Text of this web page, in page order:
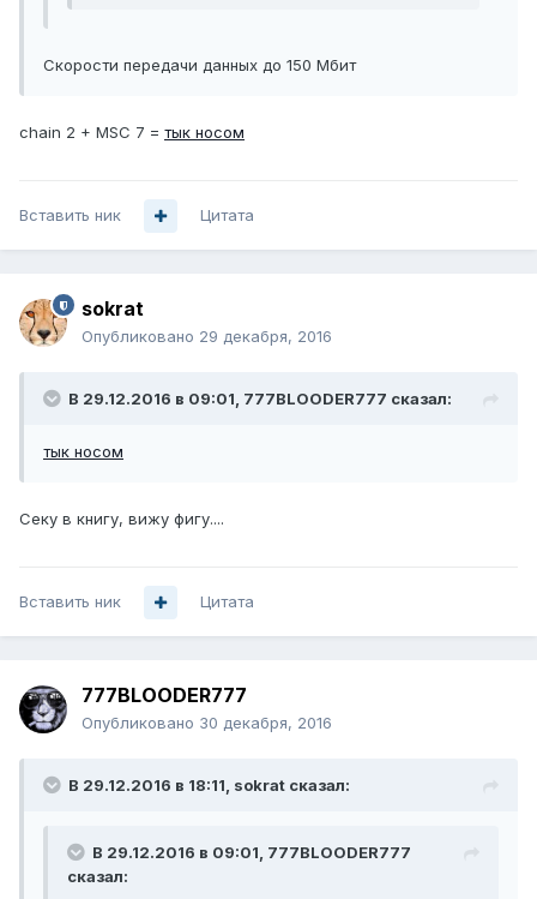
Скорости передачи данных до 150 Мбит
chain 2 + MSC 7 = тык носом
Вставить ник Цитата
sokrat
Опубликовано 29 декабря, 2016
В 29.12.2016 в 09:01, 777BLOODER777 сказал:
тык носом
Секу в книгу, вижу фигу....
Вставить ник Цитата
777BLOODER777
Опубликовано 30 декабря, 2016
В 29.12.2016 в 18:11, sokrat сказал:
В 29.12.2016 в 09:01, 777BLOODER777
сказал: